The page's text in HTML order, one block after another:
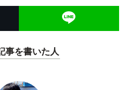
事を書いた人